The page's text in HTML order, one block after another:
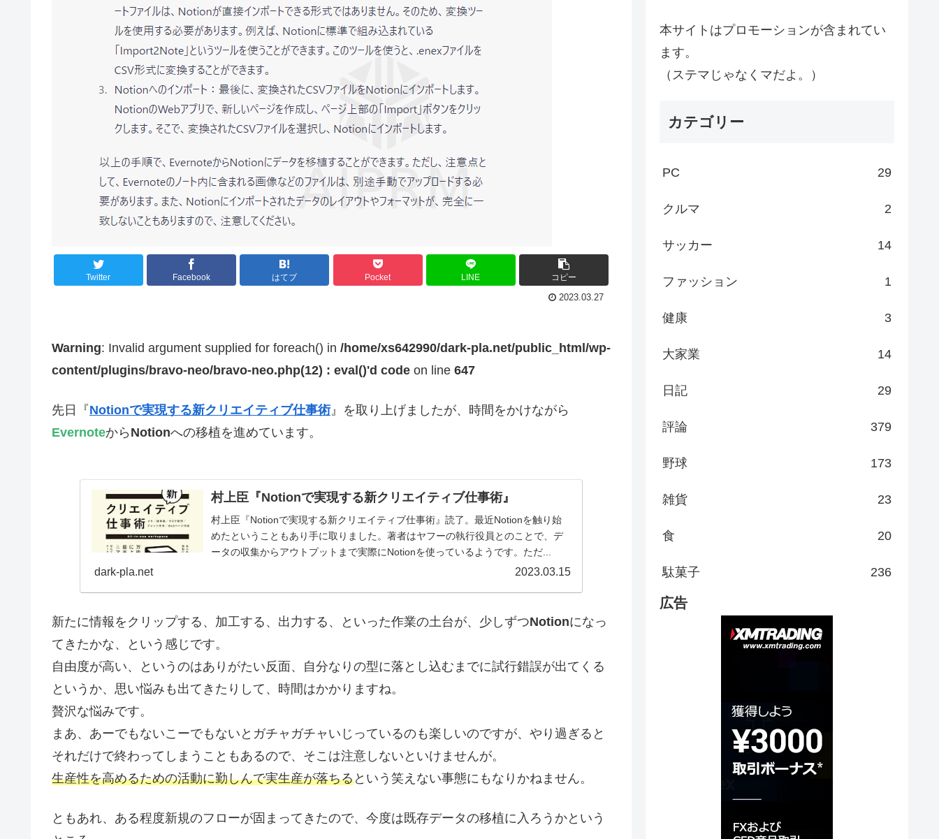
Twitter Facebook はてブ Pocket LINE コピー
2023.03.27
Warning: Invalid argument supplied for foreach() in /home/xs642990/dark-pla.net/public_html/wp-
content/plugins/bravo-neo/bravo-neo.php(12) : eval()'d code on line 647
先日『Notionで実現する新クリエイティブ仕事術』を取り上げましたが、時間をかけながら
Evernoteから Notionへの移植を進めています。
村上臣『Notionで実現する新クリエイティブ仕事術』
村上臣『Notionで実現する新クリエイティブ仕事術』読了。最近Notionを触り始
めたということもあり手に取りました。著者はヤフーの執行役員とのことで、デ
ータの収集からアウトプットまで実際にNotionを使っているようです。ただ...
dark-pla.net 2023.03.15
新たに情報をクリップする、加工する、出力する、といった作業の土台が、少しずつNotionになっ
てきたかな、という感じです。
自由度が高い、というのはありがたい反面、自分なりの型に落とし込むまでに試行錯誤が出てくる
というか、思い悩みも出てきたりして、時間はかかりますね。
贅沢な悩みです。
まあ、あーでもないこーでもないとガチャガチャいじっているのも楽しいのですが、やり過ぎると
それだけで終わってしまうこともあるので、そこは注意しないといけませんが。
生産性を高めるための活動に勤しんで実生産が落ちるという笑えない事態にもなりかねません。
ともあれ、ある程度新規のフローが固まってきたので、今度は既存データの移植に入ろうかという
本サイトはプロモーションが含まれてい
ます。
（ステマじゃなくマだよ。）
カテゴリー
PC 29
クルマ 2
サッカー 14
ファッション 1
健康 3
大家業 14
日記 29
評論 379
野球 173
雑貨 23
食 20
駄菓子 236
広告